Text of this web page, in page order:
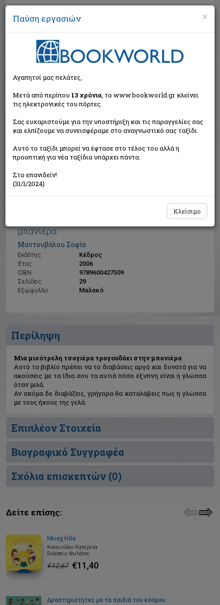
Αναζήτηση
Μια μισότρελη τσαγιέρα τραγουδάει στην
μπανιέρα
Μαντουβάλου Σοφία
Εκδότης:
Κέδρος
Έτος:
2006
ISBN:
9789600427509
Σελίδες:
29
Εξώφυλλο:
Μαλακό
Εξαντλημένο από τον
εκδότη
Περίληψη
Μια μισότρελη τσαγιέρα τραγουδάει στην μπανιέρα
Αυτό το βιβλίο πρέπει να το διαβάσεις αργά και δυνατά για να
ακούσεις με τα ίδια σου τα αυτιά πόσο έξυπνη είναι η γλώσσα
όταν μιλά.
Αν ακόμα δε διαβάζεις, γρήγορα θα καταλάβεις πως η γλώσσα
με τους ήχους της γελά.
Επιπλέον Στοιχεία
Βιογραφικό Συγγραφέα
Σχόλια επισκεπτών (0)
Δείτε επίσης:
Ηλιαχτίδα
Κοκκινίδου Κατερίνα
Εκδόσεις Φυλάτος
€12,67 €11,40
Δραστηριότητες με τα παιδιά του κόσμου
×
Παύση εργασιών
Αγαπητοί μας πελάτες,
Μετά από περίπου 13 χρόνια, το www.bookworld.gr κλείνει
τις ηλεκτρονικές του πόρτες.
Σας ευχαριστούμε για την υποστήριξη και τις παραγγελίες σας
και ελπίζουμε να συνεισφέραμε στο αναγνωστικό σας ταξίδι.
Αυτό το ταξίδι μπορεί να έφτασε στο τέλος του αλλά η
προοπτική για νέα ταξίδια υπάρχει πάντα.
Στο επανιδείν!
(31/1/2024)
Κλείσιμο